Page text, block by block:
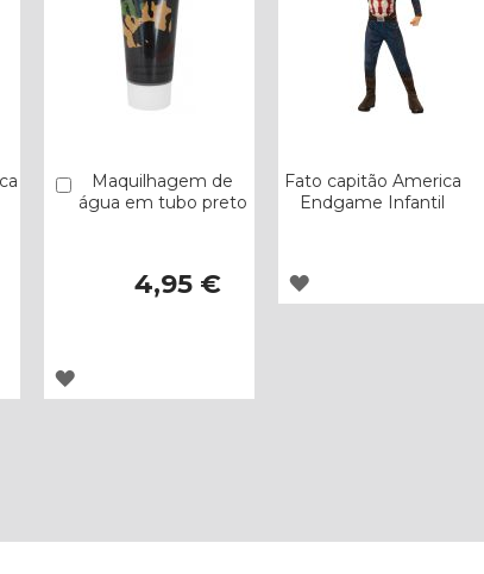
Maquilhagem de
água em tubo preto
4,95 €
Comprar
ADICIONAR
DESEJOS
Fato capitão America
Endgame Infantil
ADICIONAR